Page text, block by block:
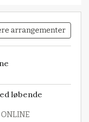
arrangementer
løbende